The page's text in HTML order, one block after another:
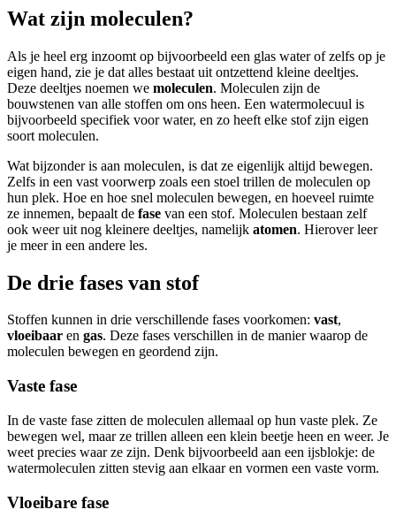
Wat zijn moleculen?
Als je heel erg inzoomt op bijvoorbeeld een glas water of zelfs op je
eigen hand, zie je dat alles bestaat uit ontzettend kleine deeltjes.
Deze deeltjes noemen we moleculen. Moleculen zijn de
bouwstenen van alle stoffen om ons heen. Een watermolecuul is
bijvoorbeeld specifiek voor water, en zo heeft elke stof zijn eigen
soort moleculen.
Wat bijzonder is aan moleculen, is dat ze eigenlijk altijd bewegen.
Zelfs in een vast voorwerp zoals een stoel trillen de moleculen op
hun plek. Hoe en hoe snel moleculen bewegen, en hoeveel ruimte
ze innemen, bepaalt de fase van een stof. Moleculen bestaan zelf
ook weer uit nog kleinere deeltjes, namelijk atomen. Hierover leer
je meer in een andere les.
De drie fases van stof
Stoffen kunnen in drie verschillende fases voorkomen: vast,
vloeibaar en gas. Deze fases verschillen in de manier waarop de
moleculen bewegen en geordend zijn.
Vaste fase
In de vaste fase zitten de moleculen allemaal op hun vaste plek. Ze
bewegen wel, maar ze trillen alleen een klein beetje heen en weer. Je
weet precies waar ze zijn. Denk bijvoorbeeld aan een ijsblokje: de
watermoleculen zitten stevig aan elkaar en vormen een vaste vorm.
Vloeibare fase